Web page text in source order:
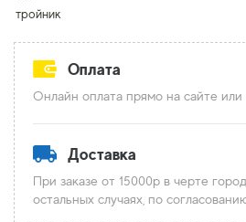
тройник
Оплата
Онлайн оплата прямо на сайте или
Доставка
При заказе от 15000р в черте
остальных случаях, по